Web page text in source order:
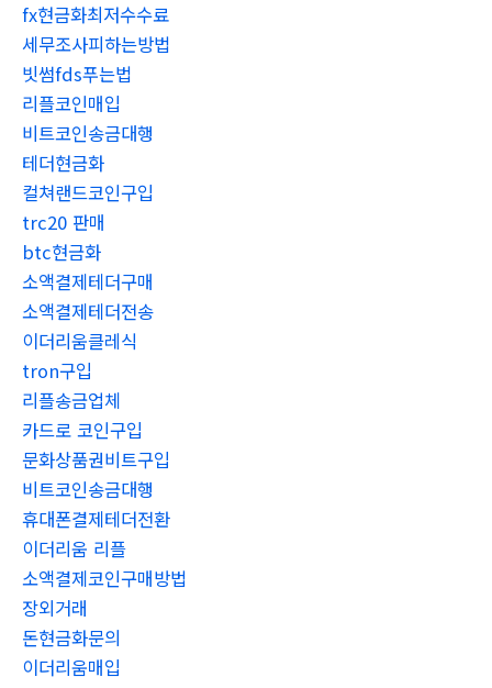
fx현금화최저수수료
세무조사피하는방법
빗썸fds푸는법
리플코인매입
비트코인송금대행
테더현금화
컬쳐랜드코인구입
trc20 판매
btc현금화
소액결제테더구매
소액결제테더전송
이더리움클레식
tron구입
리플송금업체
카드로 코인구입
문화상품권비트구입
비트코인송금대행
휴대폰결제테더전환
이더리움 리플
소액결제코인구매방법
장외거래
돈현금화문의
이더리움매입